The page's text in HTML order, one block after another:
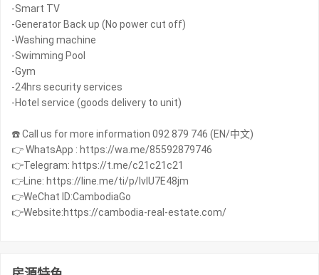
-Smart TV
-Generator Back up (No power cut off)
-Washing machine
-Swimming Pool
-Gym
-24hrs security services
-Hotel service (goods delivery to unit)
☎️ Call us for more information 092 879 746 (EN/中文)
👉 WhatsApp : https://wa.me/85592879746
👉Telegram: https://t.me/c21c21c21
👉Line: https://line.me/ti/p/IvIU7E48jm
👉WeChat ID:CambodiaGo
👉Website:https://cambodia-real-estate.com/